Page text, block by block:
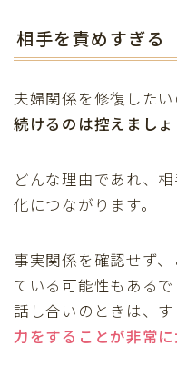
相手を責めすぎる
夫婦関係を修復した
続けるのは控えましょ
どんな理由であれ、
化につながります。
事実関係を確認せず
ている可能性もあるで
話し合いのときは、
力をすることが非常